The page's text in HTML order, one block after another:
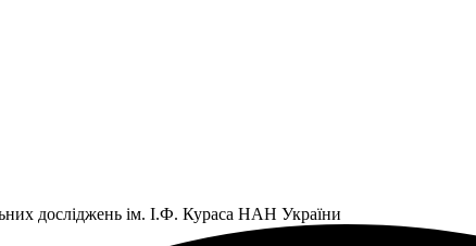
досліджень ім. І.Ф. Кураса НАН України